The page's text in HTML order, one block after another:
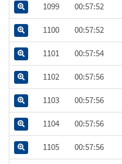
1099 00:57:52
1100 00:57:52
1101 00:57:54
1102 00:57:56
1103 00:57:56
1104 00:57:56
1105 00:57:56